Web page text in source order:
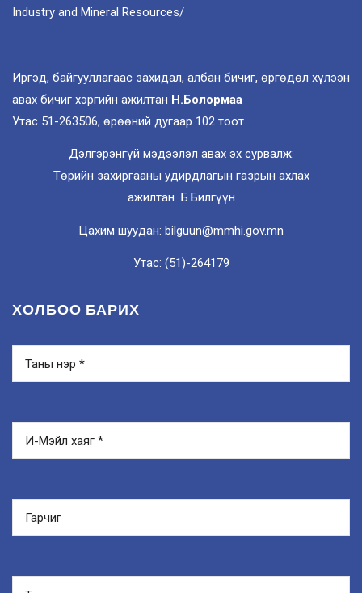
Industry and Mineral Resources/
Иргэд, байгууллагаас захидал, албан бичиг, өргөдөл хүлээн
авах бичиг хэргийн ажилтан Н.Болормаа
Утас 51-263506, өрөөний дугаар 102 тоот
Дэлгэрэнгүй мэдээлэл авах эх сурвалж:
Төрийн захиргааны удирдлагын газрын ахлах
ажилтан Б.Билгүүн
Цахим шуудан: bilguun@mmhi.gov.mn
Утас: (51)-264179
ХОЛБОО БАРИХ